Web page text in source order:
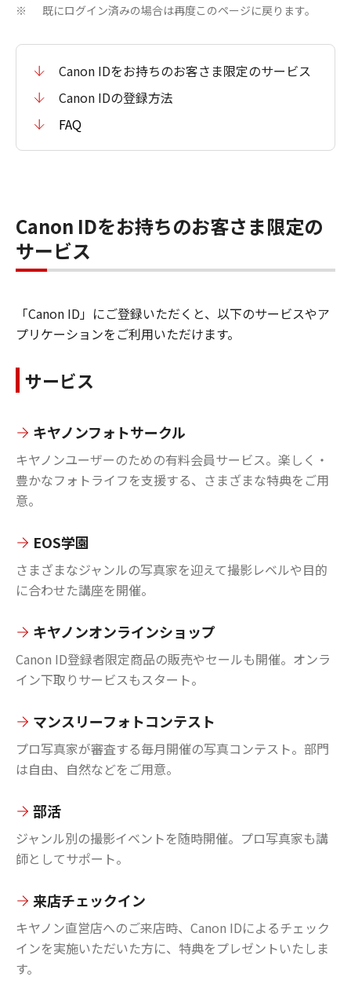
※ 既にログイン済みの場合は再度このページに戻ります。
Canon IDをお持ちのお客さま限定のサービス
Canon IDの登録方法
FAQ
Canon IDをお持ちのお客さま限定の
サービス
「Canon ID」にご登録いただくと、以下のサービスやア
プリケーションをご利用いただけます。
サービス
キヤノンフォトサークル
キヤノンユーザーのための有料会員サービス。楽しく・
豊かなフォトライフを支援する、さまざまな特典をご用
意。
EOS学園
さまざまなジャンルの写真家を迎えて撮影レベルや目的
に合わせた講座を開催。
キヤノンオンラインショップ
Canon ID登録者限定商品の販売やセールも開催。オンラ
イン下取りサービスもスタート。
マンスリーフォトコンテスト
プロ写真家が審査する毎月開催の写真コンテスト。部門
は自由、自然などをご用意。
部活
ジャンル別の撮影イベントを随時開催。プロ写真家も講
師としてサポート。
来店チェックイン
キヤノン直営店へのご来店時、Canon IDによるチェック
インを実施いただいた方に、特典をプレゼントいたしま
す。